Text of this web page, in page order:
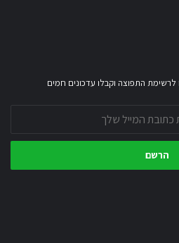
התפוצה וקבלו עדכונים חמים